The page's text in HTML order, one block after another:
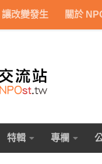
改變發生 關於
特輯 專欄